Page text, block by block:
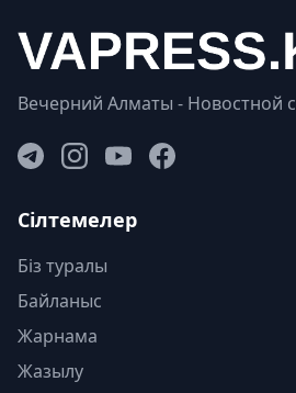
Вечерний Алматы - Новостной
Сілтемелер
Біз туралы
Байланыс
Жарнама
Жазылу